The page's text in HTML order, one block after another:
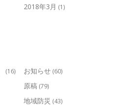
2018年3月 (1)
(16) お知らせ (60)
原稿 (79)
地域防災 (43)